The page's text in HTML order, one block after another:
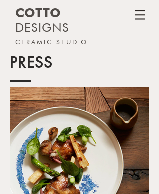
COTTO
DESIGNS
CERAMIC STUDIO
PRESS